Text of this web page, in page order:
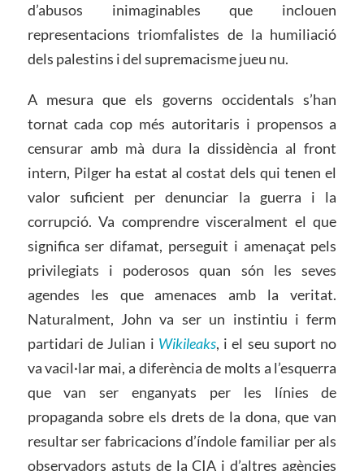
d’abusos inimaginables que inclouen
representacions triomfalistes de la humiliació
dels palestins i del supremacisme jueu nu.
A mesura que els governs occidentals s’han
tornat cada cop més autoritaris i propensos a
censurar amb mà dura la dissidència al front
intern, Pilger ha estat al costat dels qui tenen el
valor suficient per denunciar la guerra i la
corrupció. Va comprendre visceralment el que
significa ser difamat, perseguit i amenaçat pels
privilegiats i poderosos quan són les seves
agendes les que amenaces amb la veritat.
Naturalment, John va ser un instintiu i ferm
partidari de Julian i Wikileaks, i el seu suport no
va vacil·lar mai, a diferència de molts a l’esquerra
que van ser enganyats per les línies de
propaganda sobre els drets de la dona, que van
resultar ser fabricacions d’índole familiar per als
observadors astuts de la CIA i d’altres agències